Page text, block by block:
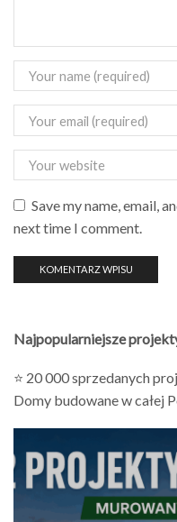
Save my name, email,
next time I comment.
Najpopularniejsze
⭐ 20 000 sprzedanych
Domy budowane w całej